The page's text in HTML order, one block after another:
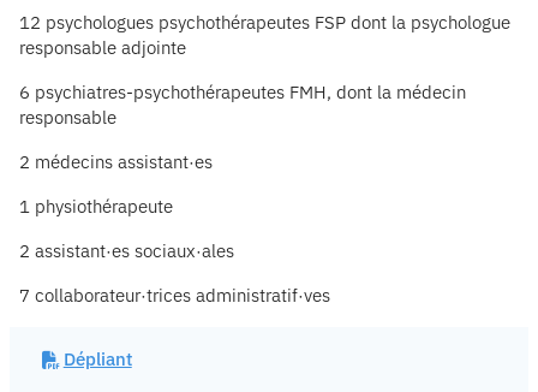
12 psychologues psychothérapeutes FSP dont la psychologue
responsable adjointe
6 psychiatres-psychothérapeutes FMH, dont la médecin
responsable
2 médecins assistant·es
1 physiothérapeute
2 assistant·es sociaux·ales
7 collaborateur·trices administratif·ves
Dépliant